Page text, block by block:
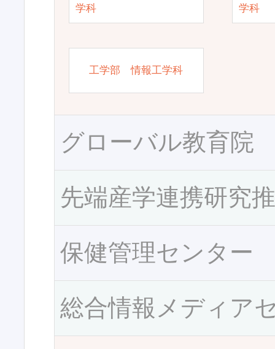
学科
学科
工学部 情報工学科
グローバル教育院
先端産学連携研究
保健管理センター
総合情報メディア